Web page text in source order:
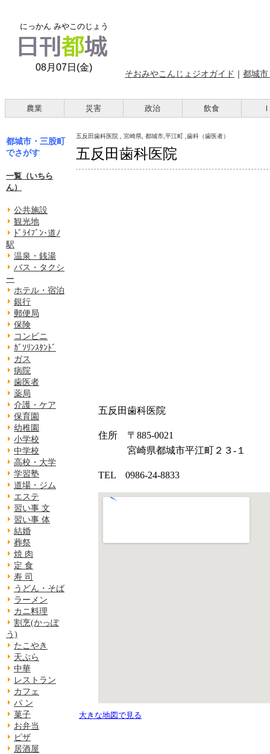
にっかん みやこのじょう
08月07日(金)
そおみやこんじょジオガイド ｜ 都城
農業 災害 政治 飲食
都城市・三股町
でさがす
一覧（いちら
ん）
公共施設
観光地
ﾄﾞﾗｲﾌﾞﾝ･道ﾉ
駅
温泉・銭湯
バス・タクシ
ー
ホテル・宿泊
銀行
郵便局
保険
コンビニ
ｶﾞｿﾘﾝｽﾀﾝﾄﾞ
ガス
病院
歯医者
薬局
介護・ケア
保育園
幼稚園
小学校
中学校
高校・大学
学習塾
道場・ジム
エステ
習い事 文
習い事 体
結婚
葬祭
焼 肉
定 食
寿 司
うどん・そば
ラーメン
カニ料理
割烹(かっぽ
う)
たこやき
天ぷら
中華
レストラン
カフェ
パ ン
菓子
お弁当
ピザ
居酒屋
五反田歯科医院 , 宮崎県, 都城市,平江町 ,歯科（歯医者）
五反田歯科医院
五反田歯科医院
住所 〒885-0021
宮崎県都城市平江町２３-１
TEL 0986-24-8833
大きな地図で見る